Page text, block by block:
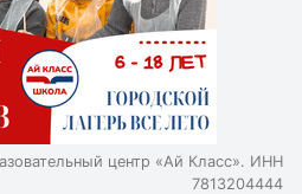
центр «Ай Класс». ИНН
7813204444